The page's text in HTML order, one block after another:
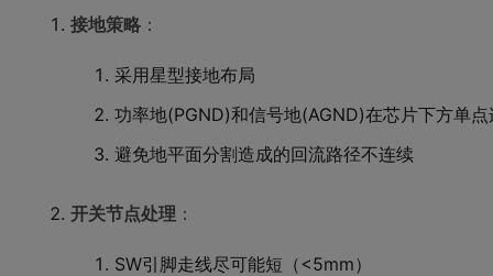
接地策略 ：
采用星型接地布局
功率地(PGND)和信号地(AGND)在芯片下方单点
避免地平面分割造成的回流路径不连续
开关节点处理 ：
SW引脚走线尽可能短（<5mm）